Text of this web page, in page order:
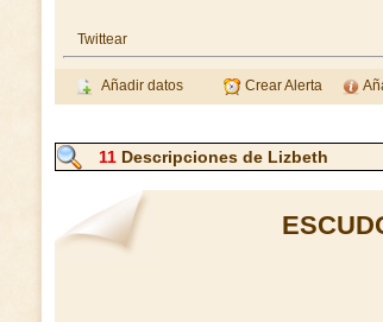
Twittear
Añadir datos Crear Alerta
11 Descripciones de Lizbeth